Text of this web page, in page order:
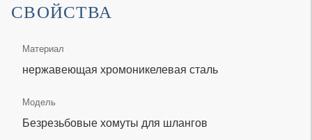
СВОЙСТВА
Материал
нержавеющая хромоникелевая сталь
Модель
Безрезьбовые хомуты для шлангов